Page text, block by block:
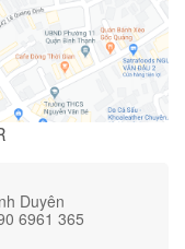
Duyên
6961 365